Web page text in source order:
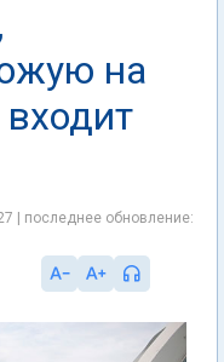
на
| последнее обновление: